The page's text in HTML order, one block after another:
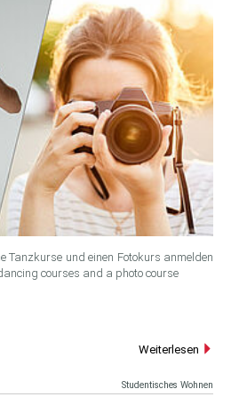
Tanzkurse und einen Fotokurs anmelden
courses and a photo course
Weiterlesen
Studentisches Wohnen